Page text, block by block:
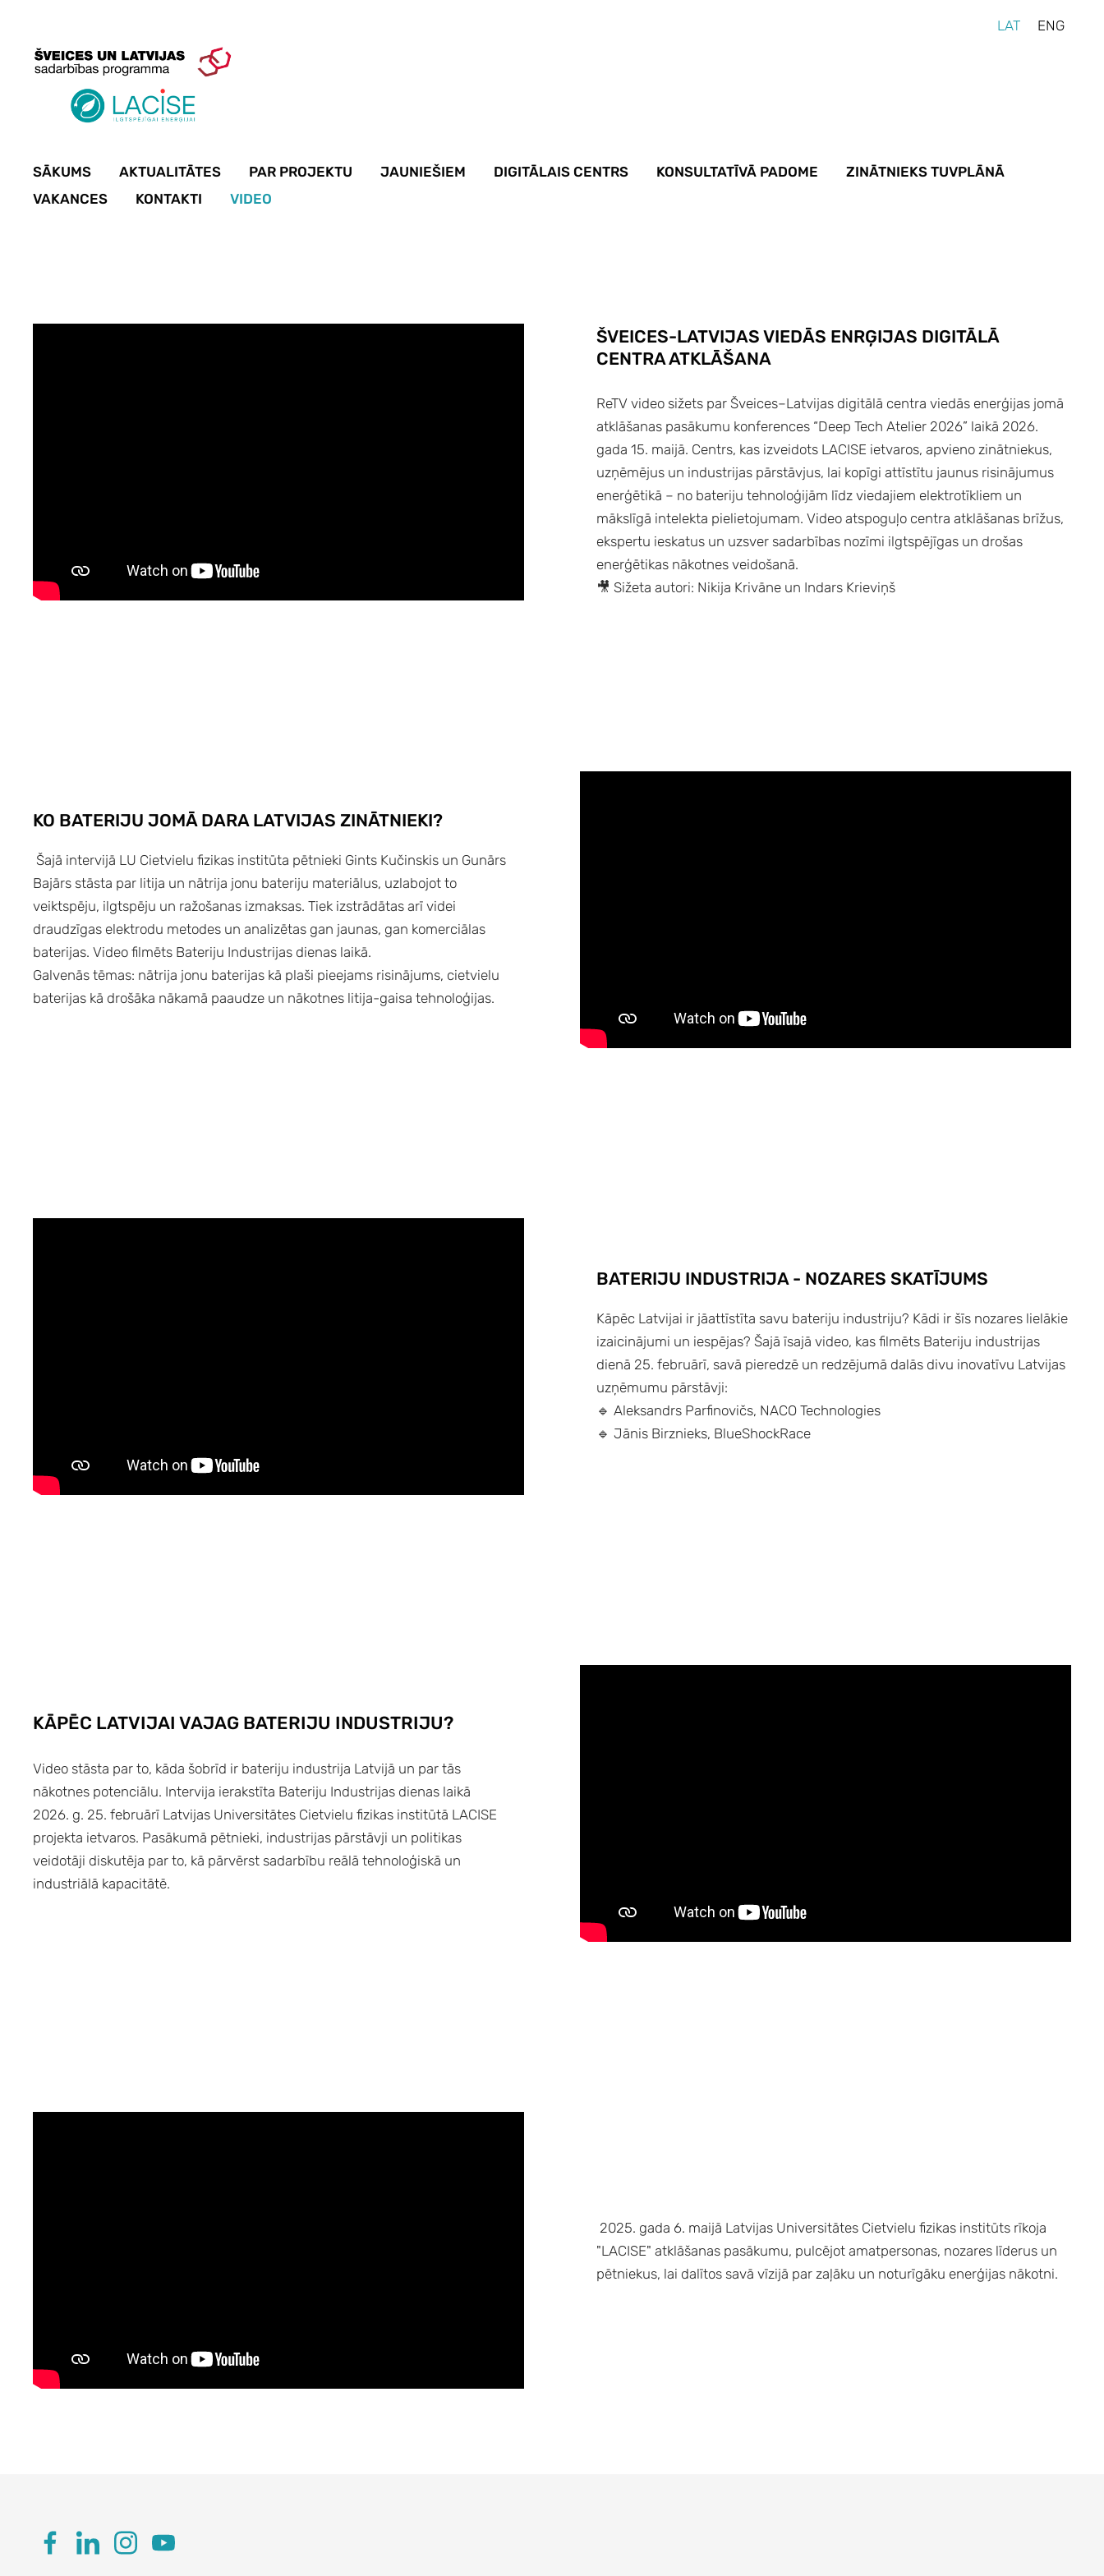
SĀKUMS AKTUALITĀTES PAR PROJEKTU JAUNIEŠIEM DIGITĀLAIS CENTRS KONSULTATĪVĀ PADOME
ZINĀTNIEKS TUVPLĀNĀ
VAKANCES
KONTAKTI VIDEO
LAT ENG
ŠVEICES-LATVIJAS VIEDĀS ENRĢIJAS DIGITĀLĀ
CENTRA ATKLĀŠANA
ReTV video sižets par Šveices–Latvijas digitālā centra viedās enerģijas jomā
atklāšanas pasākumu konferences “Deep Tech Atelier 2026” laikā 2026.
gada 15. maijā. Centrs, kas izveidots LACISE ietvaros, apvieno zinātniekus,
uzņēmējus un industrijas pārstāvjus, lai kopīgi attīstītu jaunus risinājumus
enerģētikā – no bateriju tehnoloģijām līdz viedajiem elektrotīkliem un
mākslīgā intelekta pielietojumam. Video atspoguļo centra atklāšanas brīžus,
ekspertu ieskatus un uzsver sadarbības nozīmi ilgtspējīgas un drošas
enerģētikas nākotnes veidošanā.
🎥 Sižeta autori: Nikija Krivāne un Indars Krieviņš
KO BATERIJU JOMĀ DARA LATVIJAS ZINĀTNIEKI?
Šajā intervijā LU Cietvielu fizikas institūta pētnieki Gints Kučinskis un Gunārs
Bajārs stāsta par litija un nātrija jonu bateriju materiālus, uzlabojot to
veiktspēju, ilgtspēju un ražošanas izmaksas. Tiek izstrādātas arī videi
draudzīgas elektrodu metodes un analizētas gan jaunas, gan komerciālas
baterijas. Video filmēts Bateriju Industrijas dienas laikā.
Galvenās tēmas: nātrija jonu baterijas kā plaši pieejams risinājums, cietvielu
baterijas kā drošāka nākamā paaudze un nākotnes litija-gaisa tehnoloģijas.
BATERIJU INDUSTRIJA - NOZARES SKATĪJUMS
Kāpēc Latvijai ir jāattīstīta savu bateriju industriju? Kādi ir šīs nozares lielākie
izaicinājumi un iespējas? Šajā īsajā video, kas filmēts Bateriju industrijas
dienā 25. februārī, savā pieredzē un redzējumā dalās divu inovatīvu Latvijas
uzņēmumu pārstāvji:
🔹 Aleksandrs Parfinovičs, NACO Technologies
🔹 Jānis Birznieks, BlueShockRace
KĀPĒC LATVIJAI VAJAG BATERIJU INDUSTRIJU?
Video stāsta par to, kāda šobrīd ir bateriju industrija Latvijā un par tās
nākotnes potenciālu. Intervija ierakstīta Bateriju Industrijas dienas laikā
2026. g. 25. februārī Latvijas Universitātes Cietvielu fizikas institūtā LACISE
projekta ietvaros. Pasākumā pētnieki, industrijas pārstāvji un politikas
veidotāji diskutēja par to, kā pārvērst sadarbību reālā tehnoloģiskā un
industriālā kapacitātē.
2025. gada 6. maijā Latvijas Universitātes Cietvielu fizikas institūts rīkoja
"LACISE" atklāšanas pasākumu, pulcējot amatpersonas, nozares līderus un
pētniekus, lai dalītos savā vīzijā par zaļāku un noturīgāku enerģijas nākotni.